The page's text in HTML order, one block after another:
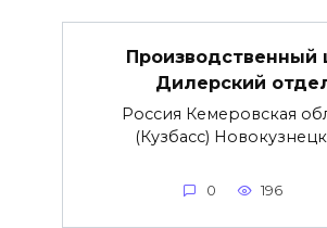
Производственный
Дилерский
Россия Кемеровская
(Кузбасс)
0 196